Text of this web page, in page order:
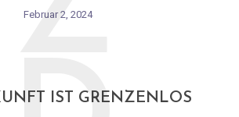
Februar 2, 2024
IST GRENZENLOS